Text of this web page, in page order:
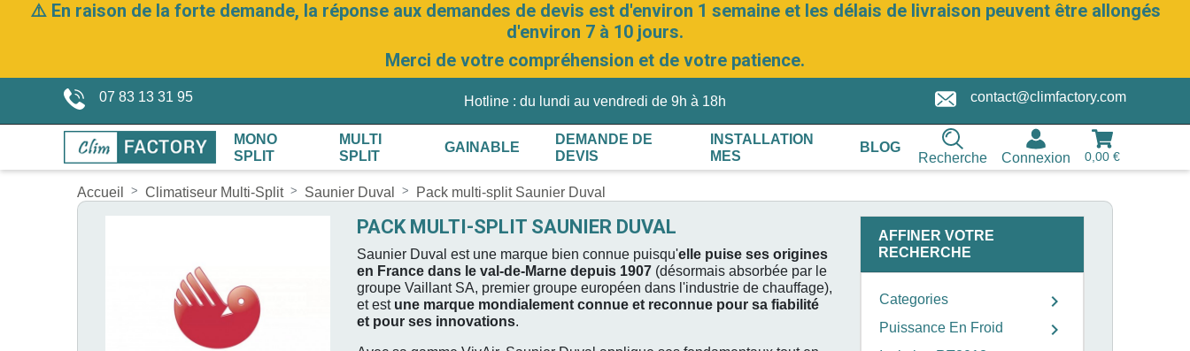
⚠️ En raison de la forte demande, la réponse aux demandes de devis est d'environ 1 semaine et les délais de livraison peuvent être allongés
d'environ 7 à 10 jours.
Merci de votre compréhension et de votre patience.
07 83 13 31 95 Hotline : du lundi au vendredi de 9h à 18h contact@climfactory.com
MONO
SPLIT
MULTI
SPLIT
GAINABLE
DEMANDE DE
DEVIS
INSTALLATION
MES
BLOG
Recherche Connexion 0,00 €
Accueil Climatiseur Multi-Split Saunier Duval Pack multi-split Saunier Duval
AFFINER VOTRE
RECHERCHE
Categories chevron_right
Puissance En Froid chevron_right
PACK MULTI-SPLIT SAUNIER DUVAL
Saunier Duval est une marque bien connue puisqu'elle puise ses origines
en France dans le val-de-Marne depuis 1907 (désormais absorbée par le
groupe Vaillant SA, premier groupe européen dans l'industrie de chauffage),
et est une marque mondialement connue et reconnue pour sa fiabilité
et pour ses innovations.